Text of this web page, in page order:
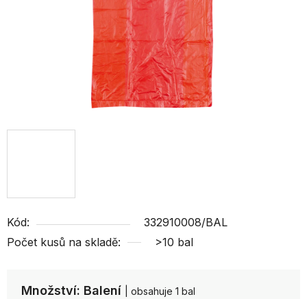
Množství: Balení
| obsahuje 1 bal
Kód:
332910008/BAL
Počet kusů na skladě:
>10 bal